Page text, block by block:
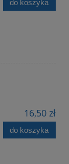
do koszyka
16,50 zł
do koszyka